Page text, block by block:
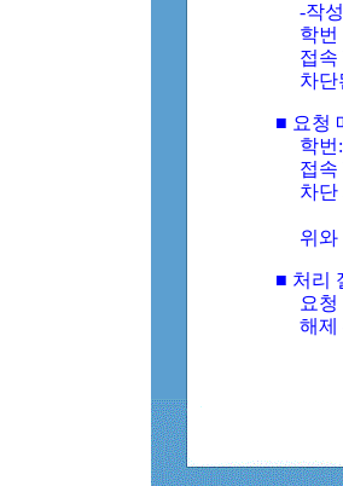
-작
학번
접속
차단
■ 요청
학번
접속
차단
위와
■ 처리
요
해제